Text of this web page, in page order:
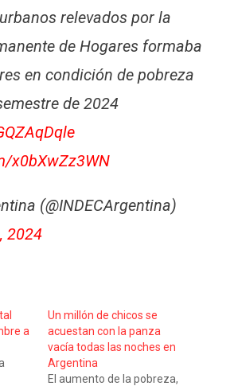
relevados por la
de Hogares formaba
en condición de pobreza
de 2024
x0bXwZz3WN
(@INDECArgentina)
2024
a
Un millón de chicos se
acuestan con la panza
vacía todas las noches en
Argentina
El aumento de la pobreza,